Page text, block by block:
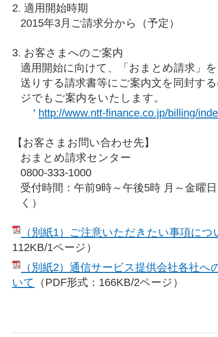
2. 適用開始時期
2015年3月ご請求分から（予定）
3. お客さまへのご案内
適用開始に向けて、「おまとめ請求」
送りする請求書等にご案内文を同封す
ジでもご案内をいたします。
http://www.ntt-finance.co.jp/billing/
【お客さまお問い合わせ先】
おまとめ請求センター
0800-333-1000
受付時間：午前9時～午後5時 月～金曜
く）
（別紙1）ご注意いただきたい事項につ
112KB/1ページ）
（別紙2）通信サービス提供会社各社
いて
（PDF形式：166KB/2ページ）